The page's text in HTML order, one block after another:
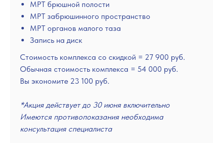
МРТ брюшной полости
МРТ забрюшинного пространство
МРТ органов малого таза
Запись на диск
Стоимость комплекса со скидкой = 27 900 руб.
Обычная стоимость комплекса = 54 000 руб.
Вы экономите 23 100 руб.
*Акция действует до 30 июня включительно
Имеются противопоказания необходима
консультация специалиста